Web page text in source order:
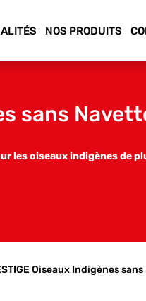
NOS PRODUITS
sans
les oiseaux indigènes de
Oiseaux Indigènes